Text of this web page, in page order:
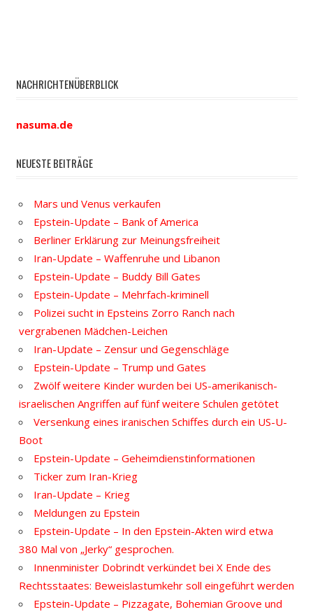
NACHRICHTENÜBERBLICK
nasuma.de
NEUESTE BEITRÄGE
Mars und Venus verkaufen
Epstein-Update – Bank of America
Berliner Erklärung zur Meinungsfreiheit
Iran-Update – Waffenruhe und Libanon
Epstein-Update – Buddy Bill Gates
Epstein-Update – Mehrfach-kriminell
Polizei sucht in Epsteins Zorro Ranch nach
vergrabenen Mädchen-Leichen
Iran-Update – Zensur und Gegenschläge
Epstein-Update – Trump und Gates
Zwölf weitere Kinder wurden bei US-amerikanisch-
israelischen Angriffen auf fünf weitere Schulen getötet
Versenkung eines iranischen Schiffes durch ein US-U-
Boot
Epstein-Update – Geheimdienstinformationen
Ticker zum Iran-Krieg
Iran-Update – Krieg
Meldungen zu Epstein
Epstein-Update – In den Epstein-Akten wird etwa
380 Mal von „Jerky“ gesprochen.
Innenminister Dobrindt verkündet bei X Ende des
Rechtsstaates: Beweislastumkehr soll eingeführt werden
Epstein-Update – Pizzagate, Bohemian Groove und